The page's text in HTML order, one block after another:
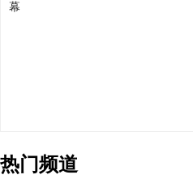
幕
热门频道